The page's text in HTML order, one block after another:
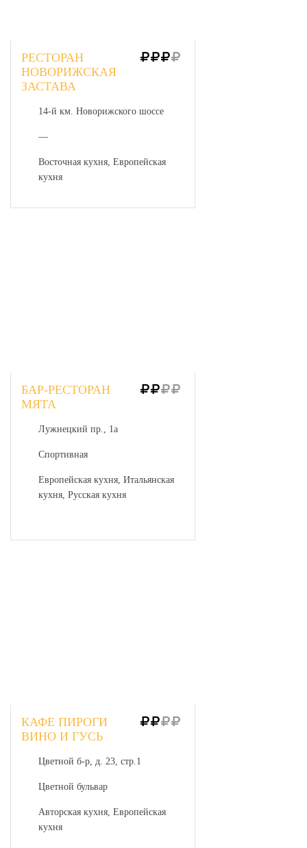
РЕСТОРАН
НОВОРИЖСКАЯ
ЗАСТАВА
14-й км. Новорижского шоссе
—
Восточная кухня, Европейская
кухня
БАР-РЕСТОРАН
МЯТА
Лужнецкий пр., 1а
Спортивная
Европейская кухня, Итальянская
кухня, Русская кухня
КАФЕ ПИРОГИ
ВИНО И ГУСЬ
Цветной б-р, д. 23, стр.1
Цветной бульвар
Авторская кухня, Европейская
кухня